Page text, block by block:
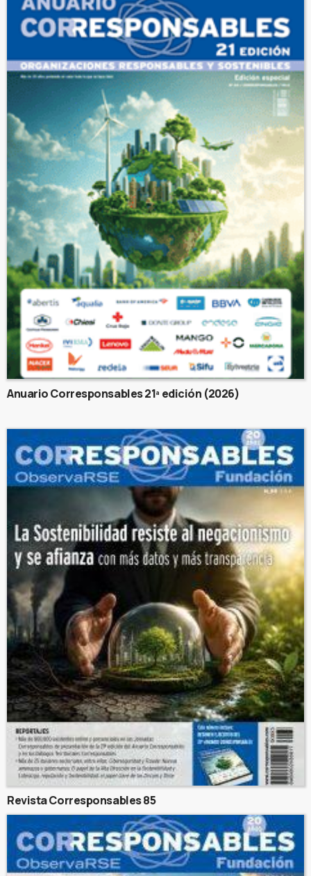
Anuario Corresponsables 21ª edición (2026)
Revista Corresponsables 85